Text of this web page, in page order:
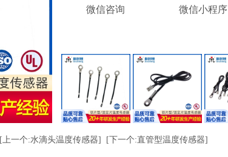
微信咨询 微信小程序
[上一个:水滴头温度传感器]
[下一个:直管型温度传感器]